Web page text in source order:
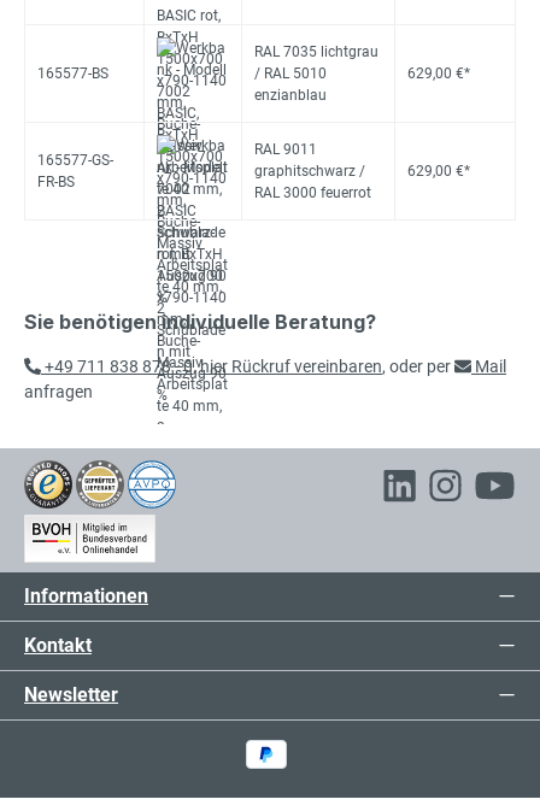
165577-BS
RAL 7035 lichtgrau
/ RAL 5010
enzianblau
629,00 €*
165577-GS-
FR-BS
RAL 9011
graphitschwarz /
RAL 3000 feuerrot
629,00 €*
Sie benötigen individuelle Beratung?
+49 711 838 878 - 0,hier Rückruf vereinbaren, oder per
Mail
anfragen
Informationen
Kontakt
Newsletter